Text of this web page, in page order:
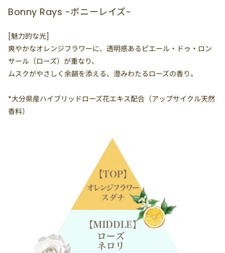
Bonny Rays -ボニーレイズ-
[魅力的な光]
爽やかなオレンジフラワーに、透明感あるピエール・ドゥ・ロン
サール（ローズ）が重なり、
ムスクがやさしく余韻を添える、澄みわたるローズの香り。
*大分県産ハイブリッドローズ花エキス配合（アップサイクル天然
香料）